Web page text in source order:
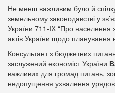
Не менш важливим було й
земельному законодавстві у
України 711-IX “Про населення
актів України щодо планування
Консультант з бюджетних
заслужений економіст України
важливих для громад питань,
недопущення ухвалення